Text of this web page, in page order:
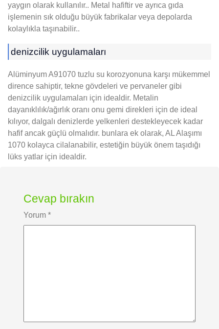
yaygın olarak kullanılır.. Metal hafiftir ve ayrıca gıda
işlemenin sık olduğu büyük fabrikalar veya depolarda
kolaylıkla taşınabilir..
denizcilik uygulamaları
Alüminyum A91070 tuzlu su korozyonuna karşı mükemmel
dirence sahiptir, tekne gövdeleri ve pervaneler gibi
denizcilik uygulamaları için idealdir. Metalin
dayanıklılık/ağırlık oranı onu gemi direkleri için de ideal
kılıyor, dalgalı denizlerde yelkenleri destekleyecek kadar
hafif ancak güçlü olmalıdır. bunlara ek olarak, AL Alaşımı
1070 kolayca cilalanabilir, estetiğin büyük önem taşıdığı
lüks yatlar için idealdir.
Cevap bırakın
Yorum *